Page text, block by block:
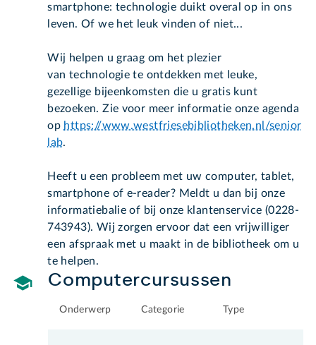
smartphone: technologie duikt overal op in ons
leven. Of we het leuk vinden of niet...
Wij helpen u graag om het plezier
van technologie te ontdekken met leuke,
gezellige bijeenkomsten die u gratis kunt
bezoeken. Zie voor meer informatie onze agenda
op https://www.westfriesebibliotheken.nl/senior
lab.
Heeft u een probleem met uw computer, tablet,
smartphone of e-reader? Meldt u dan bij onze
informatiebalie of bij onze klantenservice (0228-
743943). Wij zorgen ervoor dat een vrijwilliger
een afspraak met u maakt in de bibliotheek om u
te helpen.
Computercursussen
Onderwerp Categorie Type